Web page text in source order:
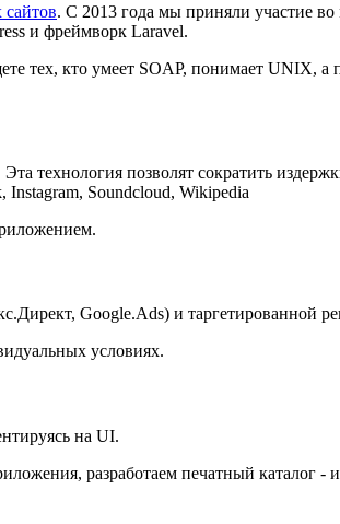
. С 2013 года мы приняли участие во
и фреймворк Laravel.
кто умеет SOAP, понимает UNIX, а
Эта технология позволят сократить
Instagram, Soundcloud, Wikipedia
Google.Ads) и таргетированной
условиях.
на UI.
разработаем печатный каталог -